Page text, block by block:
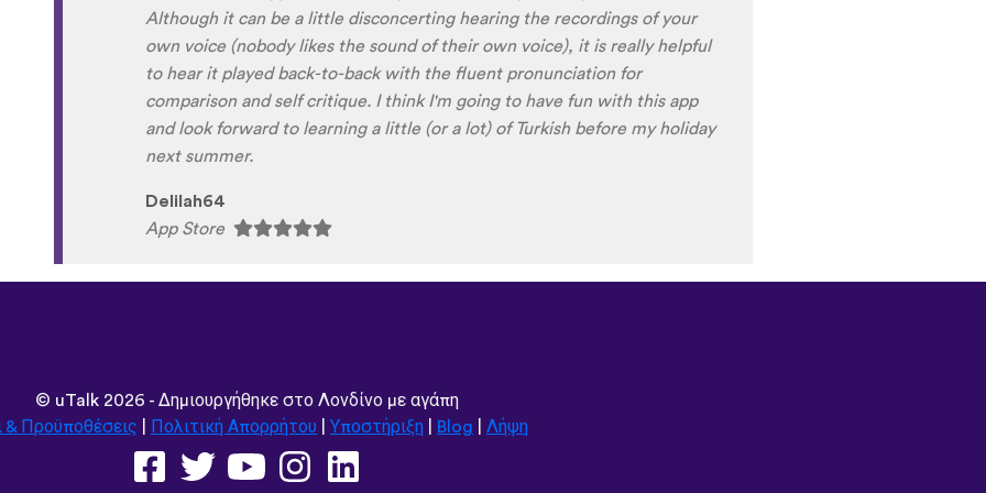
Xhosa !!! Thank you x10000000 ! And your games are very interactive,
fun and the vocabulary words that you suggest offer a great virtual
immersion / introduction to the language :) perfect for beginners!!! Ps:
Are you planing to add Ewe , Fon and Akan in the future? 😍😍 😍they
are the official languages of Benin, Togo and Ghana :D Thanks🙏 😊
App Store
& Προϋποθέσεις|Πολιτική Απορρήτου |Υποστήριξη|Blog